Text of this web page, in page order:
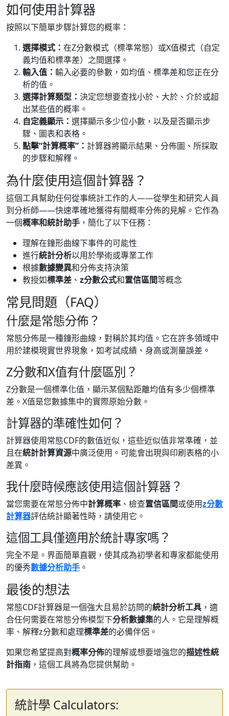
如何使用計算器
按照以下簡單步驟計算您的概率：
選擇模式： 在Z分數模式（標準常態）或X值模式（自定
義均值和標準差）之間選擇。
輸入值： 輸入必要的參數，如均值、標準差和您正在分
析的值。
選擇計算類型： 決定您想要查找小於、大於、介於或超
出某些值的概率。
自定義顯示： 選擇顯示多少位小數，以及是否顯示步
驟、圖表和表格。
點擊“計算概率”： 計算器將顯示結果、分佈圖、所採取
的步驟和解釋。
為什麼使用這個計算器？
這個工具幫助任何從事統計工作的人——從學生和研究人員
到分析師——快速準確地獲得有關概率分佈的見解。它作為
一個概率和統計助手 ，簡化了以下任務：
理解在鐘形曲線下事件的可能性
進行統計分析以用於學術或專業工作
根據數據變異和分佈支持決策
教授如標準差 、 z分數公式和置信區間等概念
常見問題（FAQ）
什麼是常態分佈？
常態分佈是一種鐘形曲線，對稱於其均值。它在許多領域中
用於建模現實世界現象，如考試成績、身高或測量誤差。
Z分數和X值有什麼區別？
Z分數是一個標準化值，顯示某個點距離均值有多少個標準
差。X值是您數據集中的實際原始分數。
計算器的準確性如何？
計算器使用常態CDF的數值近似，這些近似值非常準確，並
且在統計計算資源中廣泛使用。可能會出現與印刷表格的小
差異。
我什麼時候應該使用這個計算器？
當您需要在常態分佈中計算概率 、檢查置信區間或使用z分數
計算器評估統計顯著性時，請使用它。
這個工具僅適用於統計專家嗎？
完全不是。界面簡單直觀，使其成為初學者和專家都能使用
的優秀數據分析助手 。
最後的想法
常態CDF計算器是一個強大且易於訪問的統計分析工具 ，適
合任何需要在常態分佈模型下分析數據集的人。它是理解概
率、解釋z分數和處理標準差的必備伴侶。
如果您希望提高對概率分佈的理解或想要增強您的描述性統
計指南 ，這個工具將為您提供幫助。
統計學 Calculators: